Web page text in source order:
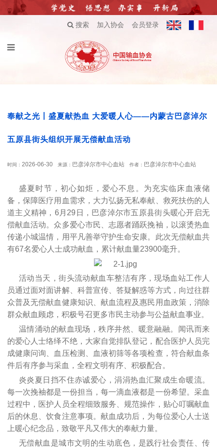
搜索 加入协会 会员登录
奉献之光丨盛夏献热血 大爱暖人心——内蒙古巴彦淖尔
五原县街头组织开展无偿献血活动
时间： 2026-06-30 来源： 巴彦淖尔市中心血站 作者： 巴彦淖尔市中心血站
盛夏时节，初心如炬，爱心不息。为充实临床血液储
备，保障医疗用血需求，大力弘扬无私奉献、救死扶伤的人
道主义精神，6月29日，巴彦淖尔市五原县街头暖心开启无
偿献血活动。众多爱心市民、志愿者踊跃挽袖，以滚烫热血
传递小城温情，用平凡善举守护生命安康。此次无偿献血共
有67名爱心人士成功献血，累计献血量23900毫升。
活动当天，街头流动献血车整洁有序，现场血站工作人
员通过面对面讲解、科普宣传、答疑解惑等方式，向过往群
众普及无偿献血健康知识、献血流程及惠民用血政策，消除
群众献血顾虑，积极号召更多市民主动参与公益献血事业。
温情涌动的献血现场，秩序井然、暖意融融。闻讯而来
的爱心人士络绎不绝，大家自觉排队登记，配合医护人员完
成健康问询、血压检测、血液初筛等各项检查，符合献血条
件后有序参与采血，全程文明有序、积极配合。
炎炎夏日挡不住赤诚爱心，涓涓热血汇聚成生命暖流。
每一次挽袖都是一份担当，每一滴血液都是一份希望。采血
过程中，医护人员全程细致服务、规范操作，贴心叮嘱献血
后的休息、饮食注意事项。献血成功后，为每位爱心人士送
上暖心纪念品，致敬平凡又伟大的奉献力量。
无偿献血是城市文明的生动底色，是践行社会责任、传